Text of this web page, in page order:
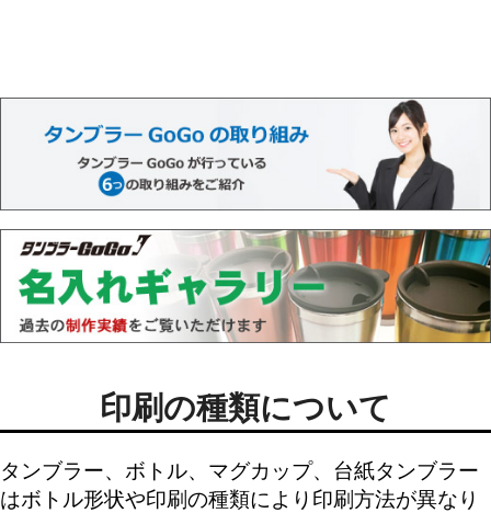
印刷の種類について
タンブラー、ボトル、マグカップ、台紙タンブラー
はボトル形状や印刷の種類により印刷方法が異なり